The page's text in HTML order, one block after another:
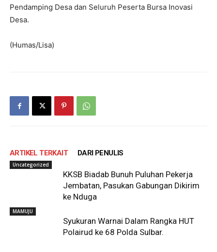
Pendamping Desa dan Seluruh Peserta Bursa Inovasi
Desa.
(Humas/Lisa)
ARTIKEL TERKAIT DARI PENULIS
Uncategorized
KKSB Biadab Bunuh Puluhan Pekerja
Jembatan, Pasukan Gabungan Dikirim
ke Nduga
MAMUJU
Syukuran Warnai Dalam Rangka HUT
Polairud ke 68 Polda Sulbar.